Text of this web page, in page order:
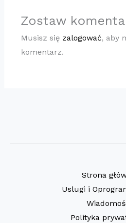
Zostaw
Musisz się zalogować, aby
komentarz.
Strona
Uslugi i
Polityka